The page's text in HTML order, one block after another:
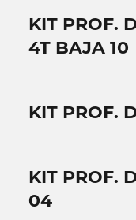
KIT PROF.
4T BAJA 10
KIT PROF.
KIT PROF.
04